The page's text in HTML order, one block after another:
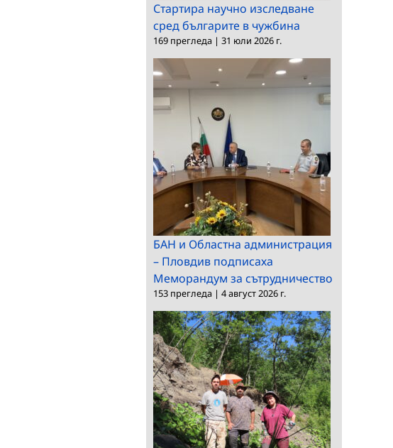
Стартира научно изследване
сред българите в чужбина
169 прегледа | 31 юли 2026 г.
БАН и Областна администрация
– Пловдив подписаха
Меморандум за сътрудничество
153 прегледа | 4 август 2026 г.